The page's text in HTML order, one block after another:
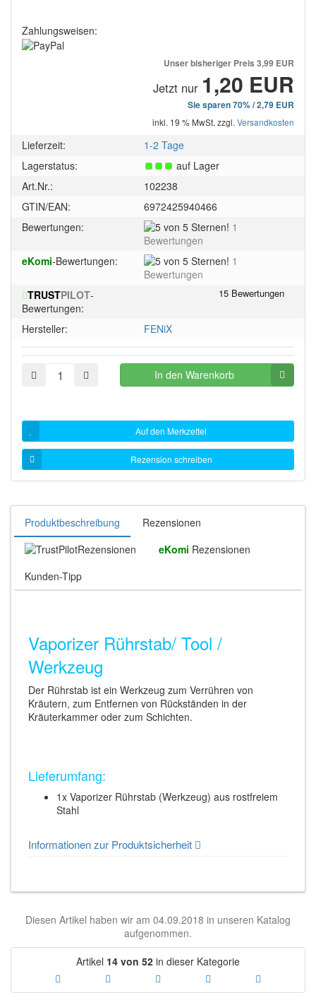
Zahlungsweisen:
Unser bisheriger Preis 3,99 EUR
Jetzt nur 1,20 EUR
Sie sparen 70% / 2,79 EUR
inkl. 19 % MwSt. zzgl. Versandkosten
Lieferzeit:
1-2 Tage
Lagerstatus:
auf Lager
Art.Nr.:
102238
GTIN/EAN:
6972425940466
Bewertungen:
5
Sternen!
1
Bewertungen
eKomi-Bewertungen:
5
5
Sternen!
1
Bewertungen
TRUSTPILOT-
Bewertungen:
Hersteller:
FENiX
In den Warenkorb
Auf den Merkzettel
Rezension schreiben
Produktbeschreibung
Rezensionen
Rezensionen
eKomi Rezensionen
Kunden-Tipp
Vaporizer Rührstab/ Tool /
Werkzeug
Der Rührstab ist ein Werkzeug zum Verrühren von
Kräutern, zum Entfernen von Rückständen in der
Kräuterkammer oder zum Schichten.
Lieferumfang:
1x Vaporizer Rührstab (Werkzeug) aus rostfreiem
Stahl
Informationen zur Produktsicherheit
Diesen Artikel haben wir am 04.09.2018 in unseren Katalog
aufgenommen.
Artikel 14 von 52 in dieser Kategorie